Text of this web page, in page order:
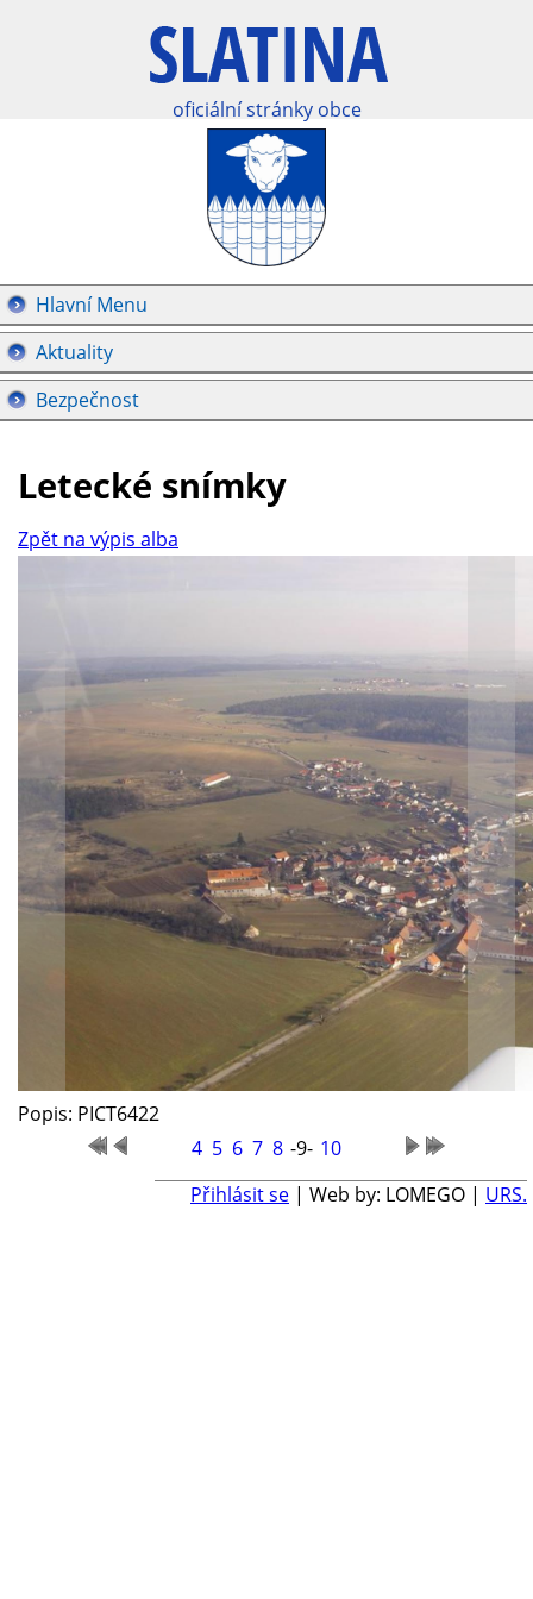
oficiální stránky obce
Hlavní Menu
Aktuality
Bezpečnost
Letecké snímky
Zpět na výpis alba
Popis: PICT6422
4 5 6 7 8 -9- 10
Přihlásit se | Web by: LOMEGO | URS.